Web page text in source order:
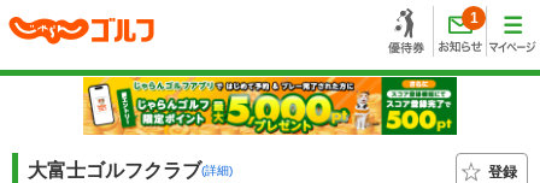
1
大富士ゴルフクラブ(詳細)
登録